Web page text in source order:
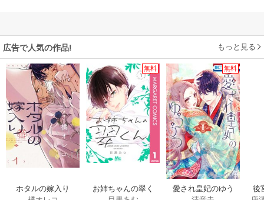
広告で人気の作品! もっと見る
ホタルの嫁入り
無料
お姉ちゃんの翠く
無料
愛され皇妃のゆう
後